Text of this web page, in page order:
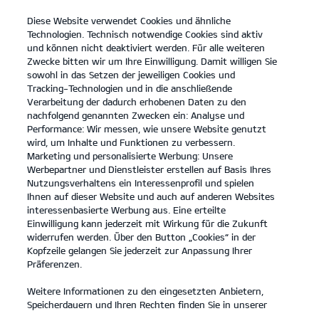
open
menu
KONTAKT
Der Kia Sorento
... ... DER KIA SORENTO
Der Kia Sorento.
Stilvoll vorausfahren.
Diese Website verwendet Cookies und ähnliche
Technologien. Technisch notwendige Cookies sind aktiv
und können nicht deaktiviert werden. Für alle weiteren
Zwecke bitten wir um Ihre Einwilligung. Damit willigen Sie
sowohl in das Setzen der jeweiligen Cookies und
Tracking-Technologien und in die anschließende
Verarbeitung der dadurch erhobenen Daten zu den
nachfolgend genannten Zwecken ein: Analyse und
Performance: Wir messen, wie unsere Website genutzt
wird, um Inhalte und Funktionen zu verbessern.
Marketing und personalisierte Werbung: Unsere
Werbepartner und Dienstleister erstellen auf Basis Ihres
Nutzungsverhaltens ein Interessenprofil und spielen
Ihnen auf dieser Website und auch auf anderen Websites
interessenbasierte Werbung aus. Eine erteilte
Einwilligung kann jederzeit mit Wirkung für die Zukunft
widerrufen werden. Über den Button „Cookies“ in der
Kopfzeile gelangen Sie jederzeit zur Anpassung Ihrer
Präferenzen.
Weitere Informationen zu den eingesetzten Anbietern,
Speicherdauern und Ihren Rechten finden Sie in unserer